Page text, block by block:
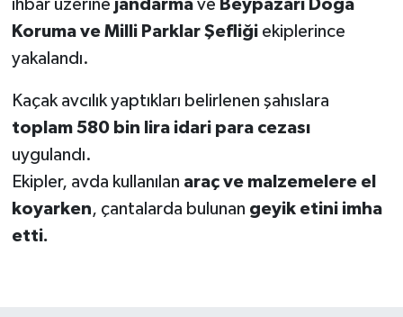
ihbar üzerine jandarmave Beypazarı Doğa
Koruma ve Milli Parklar Şefliğiekiplerince
yakalandı.
Kaçak avcılık yaptıkları belirlenen şahıslara
toplam 580 bin lira idari para cezası
uygulandı.
Ekipler, avda kullanılan araç ve malzemelere el
koyarken, çantalarda bulunan geyik etini imha
etti.